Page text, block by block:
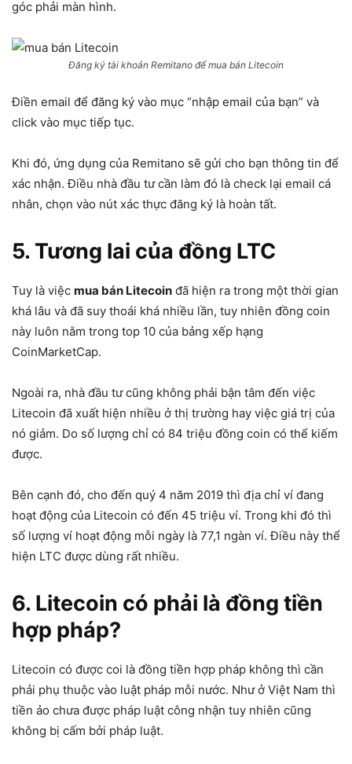
góc phải màn hình.
Đăng ký tài khoản Remitano để mua bán Litecoin
Điền email để đăng ký vào mục “nhập email của bạn” và
click vào mục tiếp tục.
Khi đó, ứng dụng của Remitano sẽ gửi cho bạn thông tin để
xác nhận. Điều nhà đầu tư cần làm đó là check lại email cá
nhân, chọn vào nút xác thực đăng ký là hoàn tất.
5. Tương lai của đồng LTC
Tuy là việc mua bán Litecoin đã hiện ra trong một thời gian
khá lâu và đã suy thoái khá nhiều lần, tuy nhiên đồng coin
này luôn nằm trong top 10 của bảng xếp hạng
CoinMarketCap.
Ngoài ra, nhà đầu tư cũng không phải bận tâm đến việc
Litecoin đã xuất hiện nhiều ở thị trường hay việc giá trị của
nó giảm. Do số lượng chỉ có 84 triệu đồng coin có thể kiếm
được.
Bên cạnh đó, cho đến quý 4 năm 2019 thì địa chỉ ví đang
hoạt động của Litecoin có đến 45 triệu ví. Trong khi đó thì
số lượng ví hoạt động mỗi ngày là 77,1 ngàn ví. Điều này thể
hiện LTC được dùng rất nhiều.
6. Litecoin có phải là đồng tiền
hợp pháp?
Litecoin có được coi là đồng tiền hợp pháp không thì cần
phải phụ thuộc vào luật pháp mỗi nước. Như ở Việt Nam thì
tiền ảo chưa được pháp luật công nhận tuy nhiên cũng
không bị cấm bởi pháp luật.